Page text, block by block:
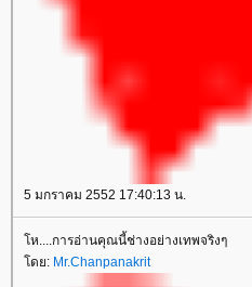
5 มกราคม 2552 17:40:13 น.
ห....การอ่านคุณนี้ช่างอย่างเทพจริงๆ
ดย: Mr.Chanpanakrit